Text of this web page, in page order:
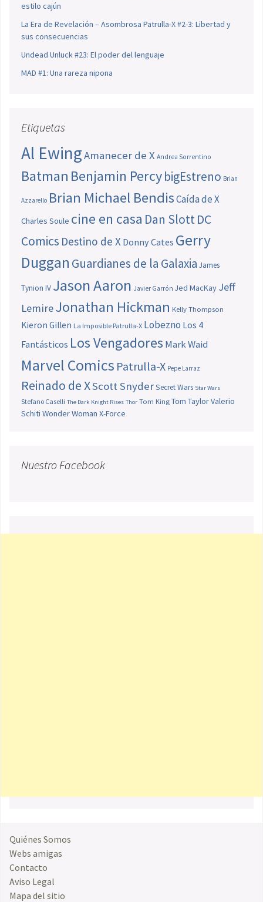
estilo cajún
La Era de Revelación – Asombrosa Patrulla-X #2-3: Libertad y
sus consecuencias
Undead Unluck #23: El poder del lenguaje
MAD #1: Una rareza nipona
Etiquetas
Al EwingAmanecer de X Andrea Sorrentino
Batman Benjamin PercybigEstreno Brian
Azzarello Brian Michael BendisCaída de X
Charles Soule cine en casa Dan SlottDC
Comics Destino de X Donny Cates Gerry
Duggan Guardianes de la Galaxia James
Tynion IV Jason Aaron Javier Garrón Jed MacKay Jeff
LemireJonathan Hickman Kelly Thompson
Kieron Gillen La Imposible Patrulla-X Lobezno Los 4
Fantásticos Los Vengadores Mark Waid
Marvel Comics Patrulla-X Pepe Larraz
Reinado de XScott SnyderSecret Wars Star Wars
Stefano Caselli The Dark Knight Rises Thor Tom King Tom TaylorValerio
Schiti Wonder Woman X-Force
Nuestro Facebook
Quiénes Somos
Webs amigas
Contacto
Aviso Legal
Mapa del sitio